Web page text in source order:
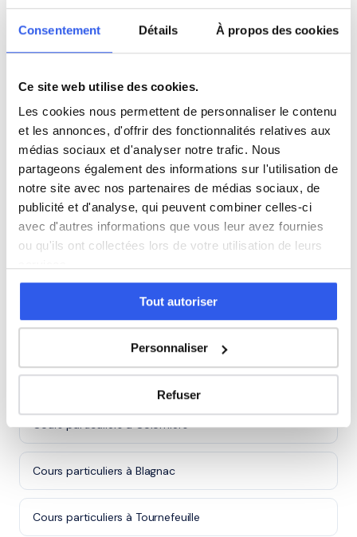
Consentement Détails À propos des cookies
Ce site web utilise des cookies.
Les cookies nous permettent de personnaliser le contenu
et les annonces, d'offrir des fonctionnalités relatives aux
médias sociaux et d'analyser notre trafic. Nous
partageons également des informations sur l'utilisation de
notre site avec nos partenaires de médias sociaux, de
publicité et d'analyse, qui peuvent combiner celles-ci
avec d'autres informations que vous leur avez fournies
ou qu'ils ont collectées lors de votre utilisation de leurs
Tout autoriser
Personnaliser
Refuser
Terminale (Lycée)
Études supérieures (Supérieur & Adultes)
⭐
101+ familles accompagnées à Fonsorbes
Note moyenne de 4.8/5. Notre organisme partenaire
intervient à domicile à Fonsorbes et alentours.
Rejoindre ces familles →
Autres villes dans le 31
Cours particuliers à Toulouse
Cours particuliers à Colomiers
Cours particuliers à Blagnac
Cours particuliers à Tournefeuille